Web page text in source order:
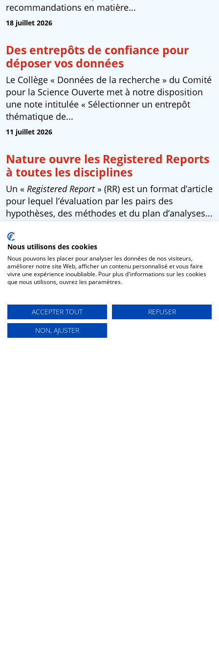
recommandations en matière...
18 juillet 2026
Des entrepôts de confiance pour
déposer vos données
Le Collège « Données de la recherche » du Comité
pour la Science Ouverte met à notre disposition
une note intitulée « Sélectionner un entrepôt
thématique de...
11 juillet 2026
Nature ouvre les Registered Reports
à toutes les disciplines
Un « Registered Report» (RR) est un format d’article
pour lequel l’évaluation par les pairs des
hypothèses, des méthodes et du plan d’analyses...
Vos lettres d’actualités
S’INSCRIRE
Nous utilisons des cookies
Nous pouvons les placer pour analyser les données de nos visiteurs,
améliorer notre site Web, afficher un contenu personnalisé et vous faire
vivre une expérience inoubliable. Pour plus d'informations sur les cookies
que nous utilisons, ouvrez les paramètres.
ACCEPTER TOUT
REFUSER
NON, AJUSTER